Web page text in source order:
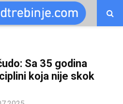
Sa 35 godina
koja nije skok